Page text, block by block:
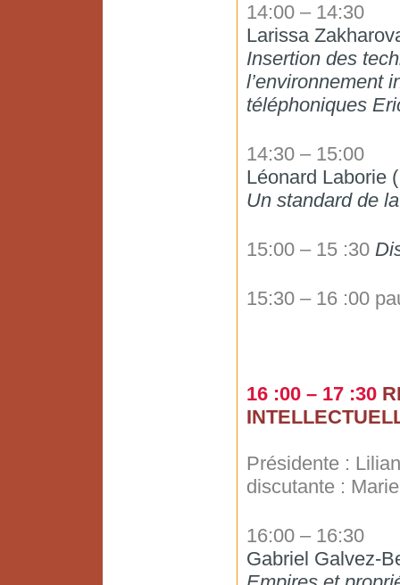
14:00 – 14:30
Larissa
Insertion des
l’environnement
téléphoniques
14:30 – 15:00
Léonard Laborie
Un standard de
15:00 – 15 :30
15:30 – 16 :00
16 :00 – 17 :30
Présidente :
discutante :
16:00 – 16:30
Gabriel Galvez-